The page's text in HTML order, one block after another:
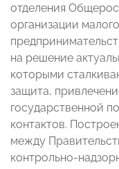
отделения
организации
на решение
которыми
защита,
государственной
контактов.
между
контрольно-